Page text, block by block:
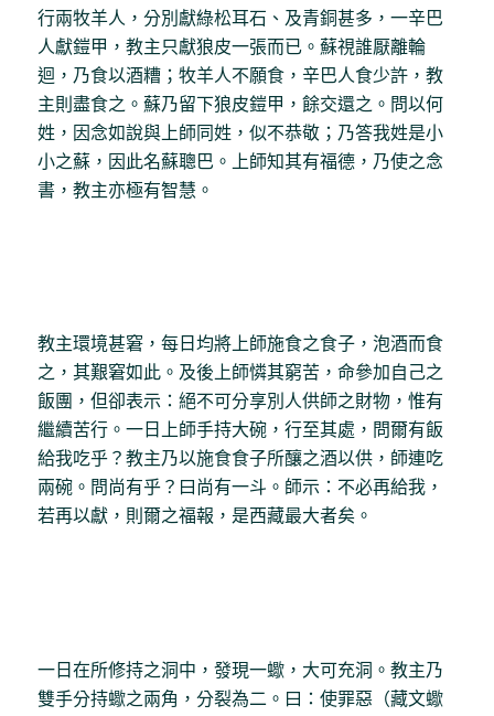
行兩牧羊人，分別獻綠松耳石、及青銅甚多，一辛巴
人獻鎧甲，教主只獻狼皮一張而已。蘇視誰厭離輪
迴，乃食以酒糟；牧羊人不願食，辛巴人食少許，教
主則盡食之。蘇乃留下狼皮鎧甲，餘交還之。問以何
姓，因念如說與上師同姓，似不恭敬；乃答我姓是小
小之蘇，因此名蘇聰巴。上師知其有福德，乃使之念
書，教主亦極有智慧。
教主環境甚窘，每日均將上師施食之食子，泡酒而食
之，其艱窘如此。及後上師憐其窮苦，命參加自己之
飯團，但卻表示：絕不可分享別人供師之財物，惟有
繼續苦行。一日上師手持大碗，行至其處，問爾有飯
給我吃乎？教主乃以施食食子所釀之酒以供，師連吃
兩碗。問尚有乎？曰尚有一斗。師示：不必再給我，
若再以獻，則爾之福報，是西藏最大者矣。
一日在所修持之洞中，發現一蠍，大可充洞。教主乃
雙手分持蠍之兩角，分裂為二。曰：使罪惡（藏文蠍